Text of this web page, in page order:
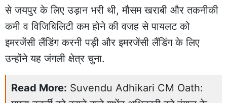
से जयपुर के लिए उड़ान भरी थी, मौसम खराबी और तकनीकी
कमी व विजिबिलिटी कम होने की वजह से पायलट को
इमरजेंसी लैंडिंग करनी पड़ी और इमरजेंसी लैंडिंग के लिए
उन्होंने यह जंगली क्षेत्र चुना.
Read More: Suvendu Adhikari CM Oath: